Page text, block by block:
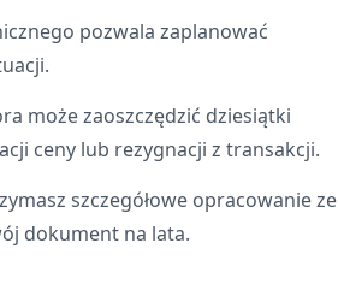
pozwala zaplanować
może zaoszczędzić dziesiątki
ceny lub rezygnacji z transakcji.
szczegółowe opracowanie ze
dokument na lata.